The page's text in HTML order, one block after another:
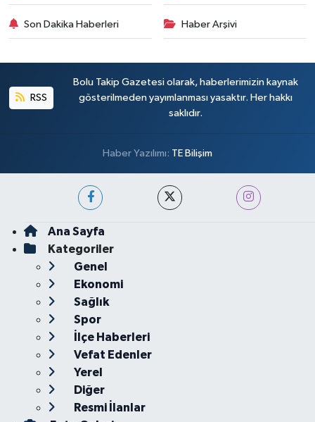
Son Dakika Haberleri Haber Arşivi
RSS
Bolu Takip Gazetesi olarak, haberlerimizin kaynak
gösterilmeden yayımlanması yasaktır. Her hakkı
saklıdır.
Haber Yazılımı: TE Bilişim
Ana Sayfa
Kategoriler
Genel
Ekonomi
Sağlık
Spor
İlçe Haberleri
Vefat Edenler
Yerel
Diğer
Resmi İlanlar